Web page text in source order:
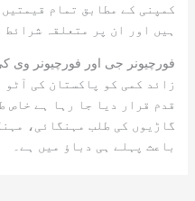
کمپنی کے مطابق تمام
ہیں اور ان پر متعلقہ شرائط
زائد کمی کو پاکستان کی آٹو
قدم قرار دیا جا رہا ہے خاص
گاڑیوں کی طلب مہنگائی،
باعث پہلے ہی دباؤ میں ہے۔